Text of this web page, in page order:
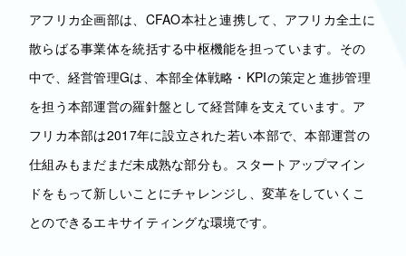
アフリカ企画部は、CFAO本社と連携して、アフリカ全土に
散らばる事業体を統括する中枢機能を担っています。その
中で、経営管理Gは、本部全体戦略・KPIの策定と進捗管理
を担う本部運営の羅針盤として経営陣を支えています。ア
フリカ本部は2017年に設立された若い本部で、本部運営の
仕組みもまだまだ未成熟な部分も。スタートアップマイン
ドをもって新しいことにチャレンジし、変革をしていくこ
とのできるエキサイティングな環境です。